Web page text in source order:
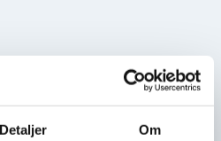
Detaljer Om